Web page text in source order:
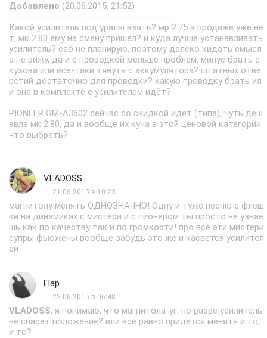
Добавлено (20.06.2015, 21:52)
---------------------------------------------
Какой усилитель под уралы взять? мр 2.75 в продаже уже не
т, мк 2.80 ему на смену пришёл? и куда лучше устанавливать
усилитель? саб не планирую, поэтому далеко кидать смысл
а не вижу, да и с проводкой меньше проблем. минус брать с
кузова или всё-таки тянуть с аккумулятора? штатных отве
рстий достаточно для проводки? какую проводку брать ил
и она в комплекте с усилителем идёт?
PIONEER GM-A3602 сейчас со скидкой идёт (типа), чуть деш
евле мк 2.80, да и вообще их куча в этой ценовой категории.
что выбрать?
VLADOSS
21.06.2015 в 10:23
магнитолу менять ОДНОЗНАЧНО! Одну и туже песню с флеш
ки на динамиках с мистери и с пионером ты просто не узнае
шь как по качеству так и по громкости! про всё эти мистери
супры фьюжены вообще забудь это же и касается усилител
ей
Flap
22.06.2015 в 06:48
VLADOSS, я понимаю, что магнитола-уг, но разве усилитель
не спасёт положение? или всё равно придётся менять и то,
и то?